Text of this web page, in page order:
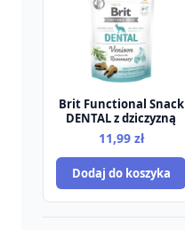
Brit Functional Snack
DENTAL z dziczyzną
11,99 zł
Dodaj do koszyka